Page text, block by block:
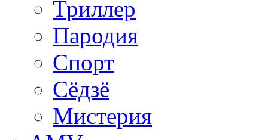
Триллер
Пародия
Спорт
Сёдзё
Мистерия